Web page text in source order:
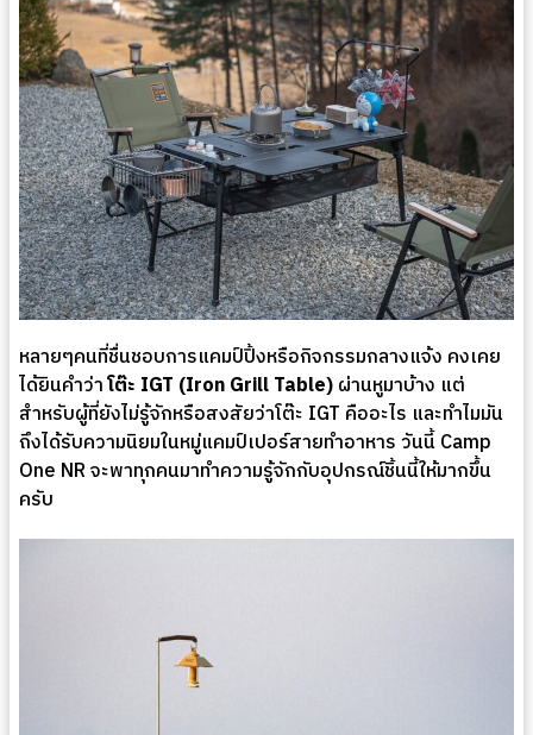
หลายๆคนที่ชื่นชอบการแคมป์ปิ้งหรือกิจกรรมกลางแจ้ง คงเคย
ได้ยินคำว่าโต๊ะ IGT (Iron Grill Table)ผ่านหูมาบ้าง แต่
สำหรับผู้ที่ยังไม่รู้จักหรือสงสัยว่าโต๊ะ IGT คืออะไร และทำไมมัน
ถึงได้รับความนิยมในหมู่แคมป์เปอร์สายทำอาหาร วันนี้ Camp
One NR จะพาทุกคนมาทำความรู้จักกับอุปกรณ์ชิ้นนี้ให้มากขึ้น
ครับ